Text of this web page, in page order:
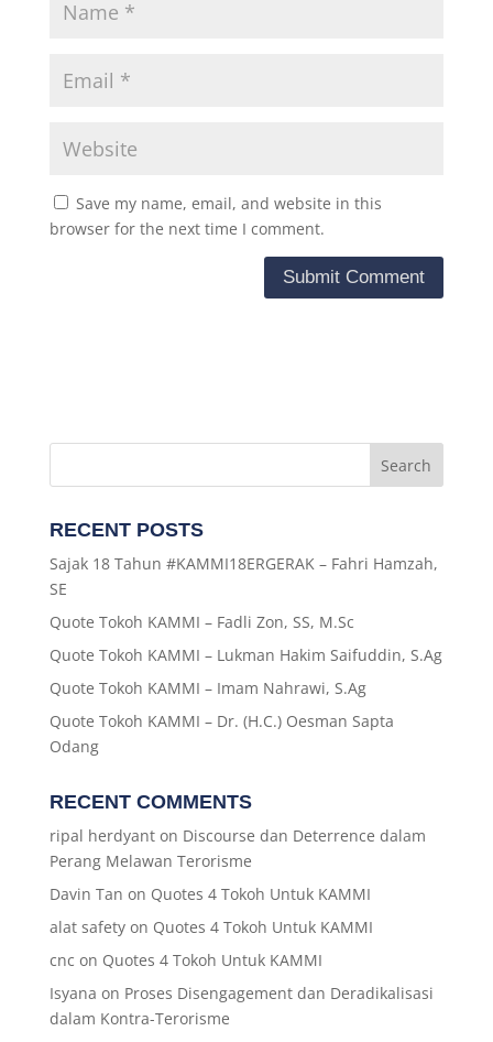
Save my name, email, and website in this
browser for the next time I comment.
RECENT POSTS
Sajak 18 Tahun #KAMMI18ERGERAK – Fahri Hamzah,
SE
Quote Tokoh KAMMI – Fadli Zon, SS, M.Sc
Quote Tokoh KAMMI – Lukman Hakim Saifuddin, S.Ag
Quote Tokoh KAMMI – Imam Nahrawi, S.Ag
Quote Tokoh KAMMI – Dr. (H.C.) Oesman Sapta
Odang
RECENT COMMENTS
ripal herdyanton Discourse dan Deterrence dalam
Perang Melawan Terorisme
Davin Tan on Quotes 4 Tokoh Untuk KAMMI
alat safetyon Quotes 4 Tokoh Untuk KAMMI
cnc on Quotes 4 Tokoh Untuk KAMMI
Isyana on Proses Disengagement dan Deradikalisasi
dalam Kontra-Terorisme